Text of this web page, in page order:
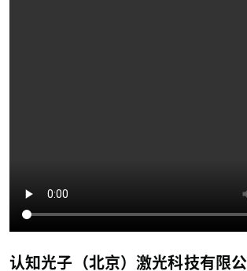
认知光子（北京）激光科技有限